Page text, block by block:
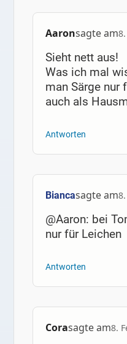
Aaronsagte am
Sieht nett aus!
Was ich mal
man Särge nur
auch als
Antworten
Biancasagte am
@Aaron: bei
nur für Leichen
Antworten
Corasagte am8.